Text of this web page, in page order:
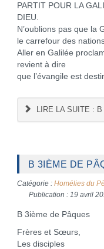
PARTIT POUR LA
DIEU.
N’oublions pas que la
le carrefour des
Aller en Galilée
revient à dire
que l’évangile est
LIRE LA SUITE :
B 3IÈME DE
Catégorie : Homélies du
Publication : 19 avril
B 3ième de Pâques
Frères et Sœurs,
Les disciples